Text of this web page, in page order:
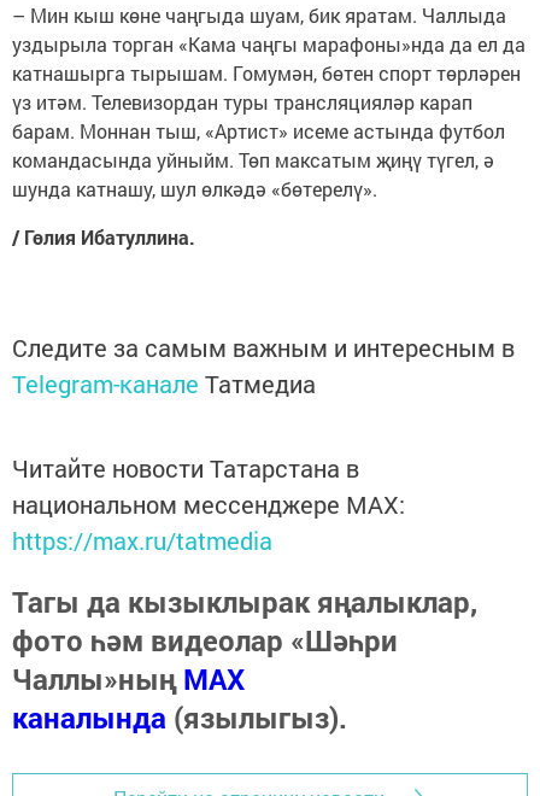
– Мин кыш көне чаңгыда шуам, бик яратам. Чаллыда
уздырыла торган «Кама чаңгы марафоны»нда да ел да
катнашырга тырышам. Гомумән, бөтен спорт төрләрен
үз итәм. Телевизордан туры трансляцияләр карап
барам. Моннан тыш, «Артист» исеме астында футбол
командасында уйныйм. Төп максатым җиңү түгел, ә
шунда катнашу, шул өлкәдә «бөтерелү».
/ Гөлия Ибатуллина.
Следите за самым важным и интересным в
Telegram-канале Татмедиа
Читайте новости Татарстана в
национальном мессенджере MАХ:
https://max.ru/tatmedia
Тагы да кызыклырак яңалыклар,
фото һәм видеолар «Шәһри
Чаллы»ныңMAX
каналында (язылыгыз).